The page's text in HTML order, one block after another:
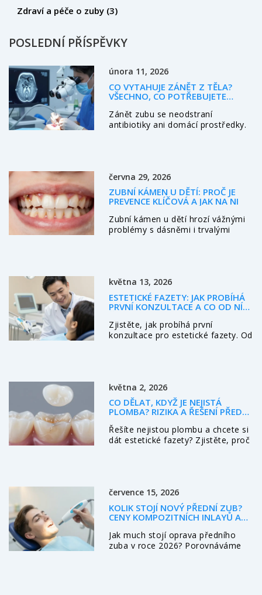
Zdraví a péče o zuby (3)
POSLEDNÍ PŘÍSPĚVKY
února 11, 2026
CO VYTAHUJE ZÁNĚT Z TĚLA?
VŠECHNO, CO POTŘEBUJETE
OŠETŘENÍ
Zánět zubu se neodstraní
antibiotiky ani domácí prostředky.
neodkládejte.
června 29, 2026
ZUBNÍ KÁMEN U DĚTÍ: PROČ JE
PREVENCE KLÍČOVÁ A JAK NA NI
Zubní kámen u dětí hrozí vážnými
problémy s dásněmi i trvalými
května 13, 2026
ESTETICKÉ FAZETY: JAK PROBÍHÁ
PRVNÍ KONZULTACE A CO OD NÍ
Zjistěte, jak probíhá první
konzultace pro estetické fazety. Od
května 2, 2026
CO DĚLAT, KDYŽ JE NEJISTÁ
PLOMBA? RIZIKA A ŘEŠENÍ PŘED
Řešíte nejistou plombu a chcete si
dát estetické fazety? Zjistěte, proč
července 15, 2026
KOLIK STOJÍ NOVÝ PŘEDNÍ ZUB?
CENY KOMPOZITNÍCH INLAYŮ A
Jak much stojí oprava předního
zuba v roce 2026? Porovnáváme